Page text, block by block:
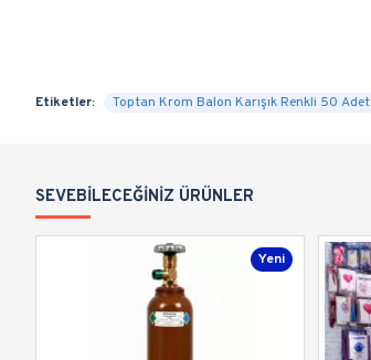
Etiketler: Toptan Krom Balon Karışık Renkli 50 Adet
SEVEBILECEĞINIZ ÜRÜNLER
Yeni